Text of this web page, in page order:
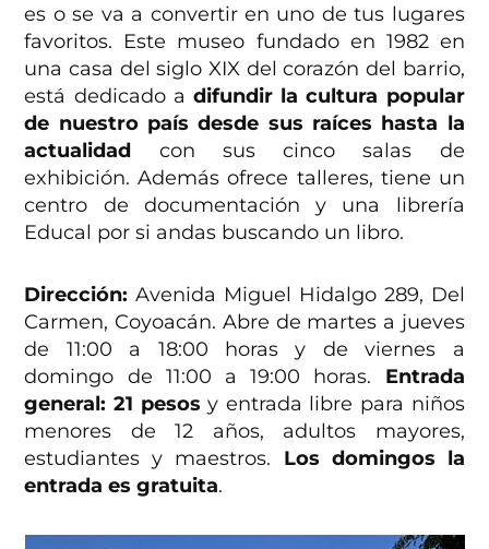
es o se va a convertir en uno de tus lugares
favoritos. Este museo fundado en 1982 en
una casa del siglo XIX del corazón del barrio,
está dedicado a difundir la cultura popular
de nuestro país desde sus raíces hasta la
actualidad con sus cinco salas de
exhibición. Además ofrece talleres, tiene un
centro de documentación y una librería
Educal por si andas buscando un libro.
Dirección:Avenida Miguel Hidalgo 289, Del
Carmen, Coyoacán. Abre de martes a jueves
de 11:00 a 18:00 horas y de viernes a
domingo de 11:00 a 19:00 horas. Entrada
general: 21 pesos y entrada libre para niños
menores de 12 años, adultos mayores,
estudiantes y maestros. Los domingos la
entrada es gratuita.